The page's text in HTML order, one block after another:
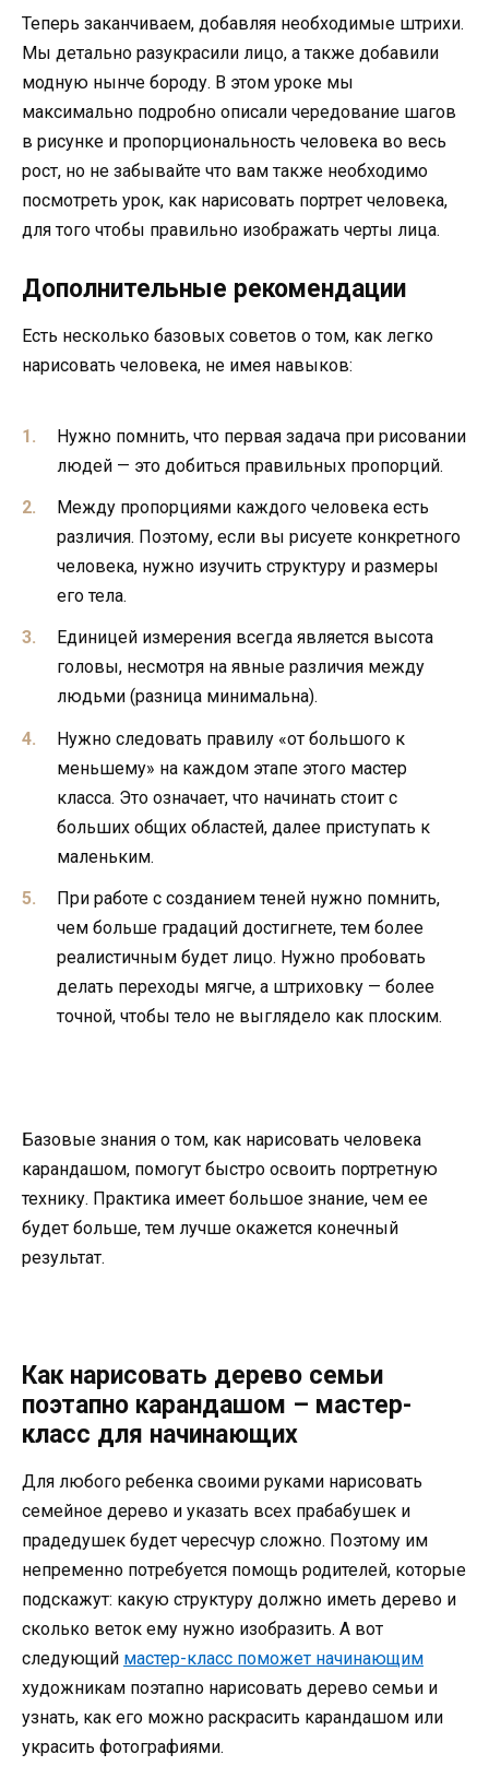
Теперь заканчиваем, добавляя необходимые штрихи.
Мы детально разукрасили лицо, а также добавили
модную нынче бороду. В этом уроке мы
максимально подробно описали чередование шагов
в рисунке и пропорциональность человека во весь
рост, но не забывайте что вам также необходимо
посмотреть урок, как нарисовать портрет человека,
для того чтобы правильно изображать черты лица.
Дополнительные рекомендации
Есть несколько базовых советов о том, как легко
нарисовать человека, не имея навыков:
Нужно помнить, что первая задача при рисовании
людей — это добиться правильных пропорций.
Между пропорциями каждого человека есть
различия. Поэтому, если вы рисуете конкретного
человека, нужно изучить структуру и размеры
его тела.
Единицей измерения всегда является высота
головы, несмотря на явные различия между
людьми (разница минимальна).
Нужно следовать правилу «от большого к
меньшему» на каждом этапе этого мастер
класса. Это означает, что начинать стоит с
больших общих областей, далее приступать к
маленьким.
При работе с созданием теней нужно помнить,
чем больше градаций достигнете, тем более
реалистичным будет лицо. Нужно пробовать
делать переходы мягче, а штриховку — более
точной, чтобы тело не выглядело как плоским.
Базовые знания о том, как нарисовать человека
карандашом, помогут быстро освоить портретную
технику. Практика имеет большое знание, чем ее
будет больше, тем лучше окажется конечный
результат.
Как нарисовать дерево семьи
поэтапно карандашом – мастер-
класс для начинающих
Для любого ребенка своими руками нарисовать
семейное дерево и указать всех прабабушек и
прадедушек будет чересчур сложно. Поэтому им
непременно потребуется помощь родителей, которые
подскажут: какую структуру должно иметь дерево и
сколько веток ему нужно изобразить. А вот
следующий мастер-класс поможет начинающим
художникам поэтапно нарисовать дерево семьи и
узнать, как его можно раскрасить карандашом или
украсить фотографиями.